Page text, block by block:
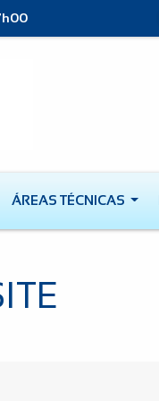
ÁREAS TÉCNICAS